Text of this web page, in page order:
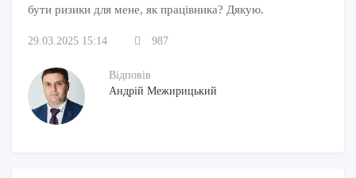
бути ризики для мене, як працівника? Дякую.
29.03.2025 15:14 987
Відповів
Андрій Межирицький